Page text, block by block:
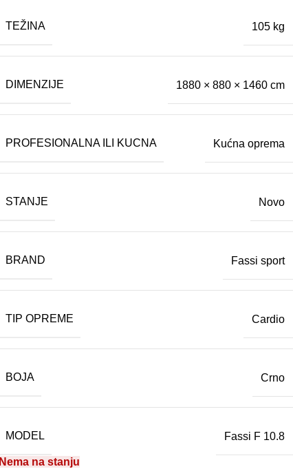
TEŽINA 105 kg
DIMENZIJE 1880 × 880 × 1460 cm
PROFESIONALNA ILI KUCNA Kućna oprema
STANJE Novo
BRAND Fassi sport
TIP OPREME Cardio
BOJA Crno
MODEL Fassi F 10.8
Nema na stanju